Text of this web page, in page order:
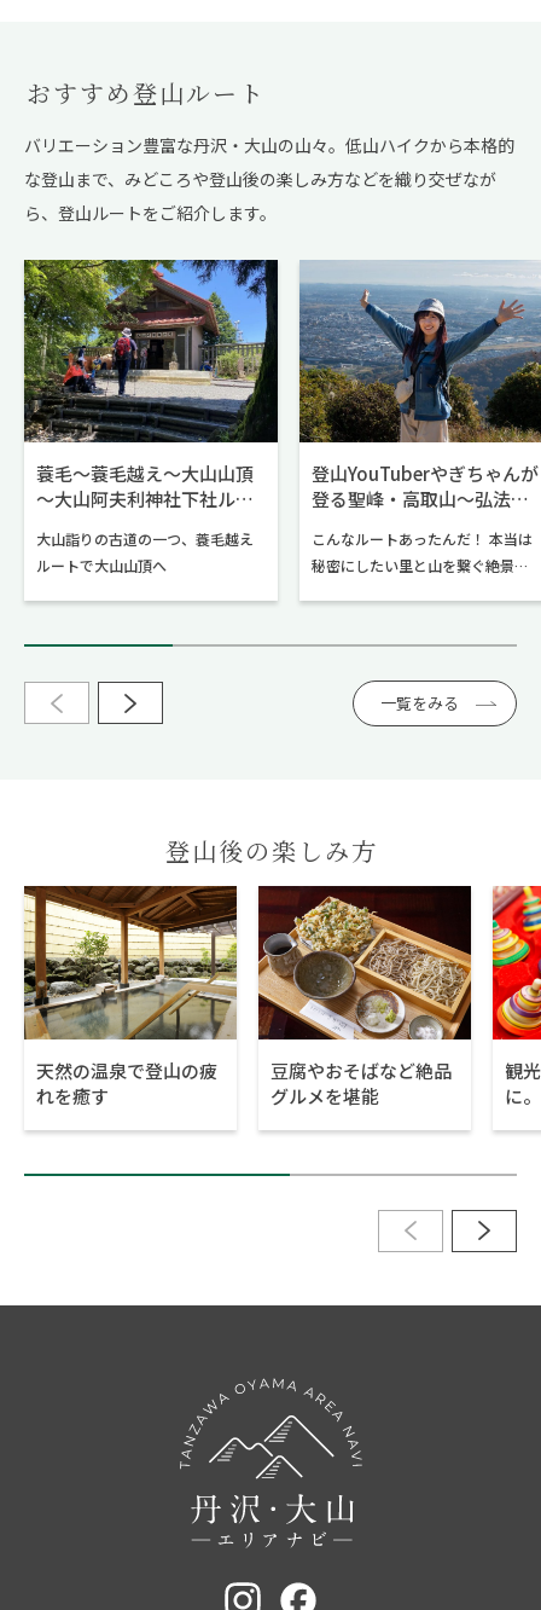
おすすめ登山ルート
バリエーション豊富な丹沢・大山の山々。低山ハイクから本格的
な登山まで、 みどころや登山後の楽しみ方などを織り交ぜなが
ら、登山ルートをご紹介します。
蓑毛～蓑毛越え～大山山頂
～大山阿夫利神社下社ルー
大山詣りの古道の一つ、蓑毛越え
ルートで大山山頂へ
登山YouTuberやぎちゃんが
登る聖峰・高取山～弘法山
こんなルートあったんだ！ 本当は
秘密にしたい里と山を繋ぐ絶景ハ
一覧をみる
登山後の楽しみ方
天然の温泉で登山の疲
れを癒す
豆腐やおそばなど絶品
グルメを堪能
観
に